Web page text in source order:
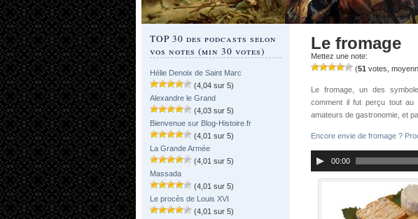
TOP 30 des podcasts selon
vos notes (min 30 votes)
Hélie Denoix de Saint Marc
(4,04 sur 5)
Alexandre le Grand
(4,03 sur 5)
Bienvenue sur Blog-Histoire.fr
(4,01 sur 5)
La Grande Armée
(4,01 sur 5)
Massada
(4,01 sur 5)
Le procès de Louis XVI
(4,01 sur 5)
Le fromage
Mettez une note:
(51 votes,
Le fromage, un des
comment il fut perçu tout au
amateurs de gastronomie, et
Encore envie de fromage ?
00:00